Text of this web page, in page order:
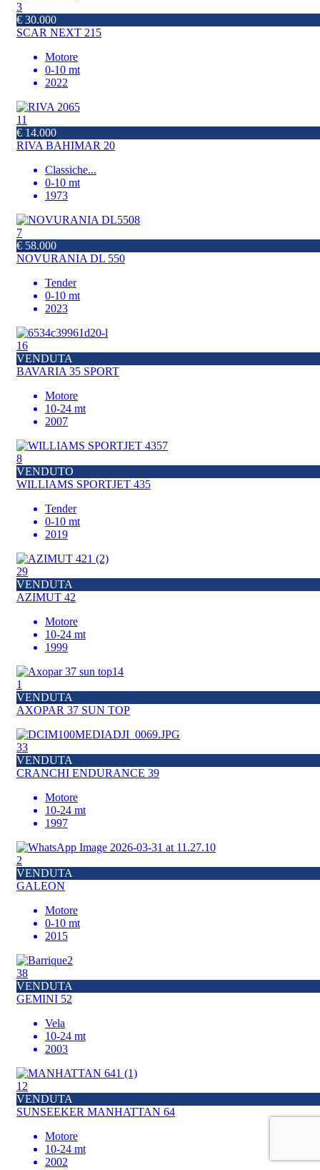
3
€ 30.000
SCAR NEXT 215
Motore
0-10 mt
2022
11
€ 14.000
RIVA BAHIMAR 20
Classiche...
0-10 mt
1973
7
€ 58.000
NOVURANIA DL 550
Tender
0-10 mt
2023
16
VENDUTA
BAVARIA 35 SPORT
Motore
10-24 mt
2007
8
VENDUTO
WILLIAMS SPORTJET 435
Tender
0-10 mt
2019
29
VENDUTA
AZIMUT 42
Motore
10-24 mt
1999
1
VENDUTA
AXOPAR 37 SUN TOP
33
VENDUTA
CRANCHI ENDURANCE 39
Motore
10-24 mt
1997
2
VENDUTA
GALEON
Motore
0-10 mt
2015
38
VENDUTA
GEMINI 52
Vela
10-24 mt
2003
12
VENDUTA
SUNSEEKER MANHATTAN 64
Motore
10-24 mt
2002